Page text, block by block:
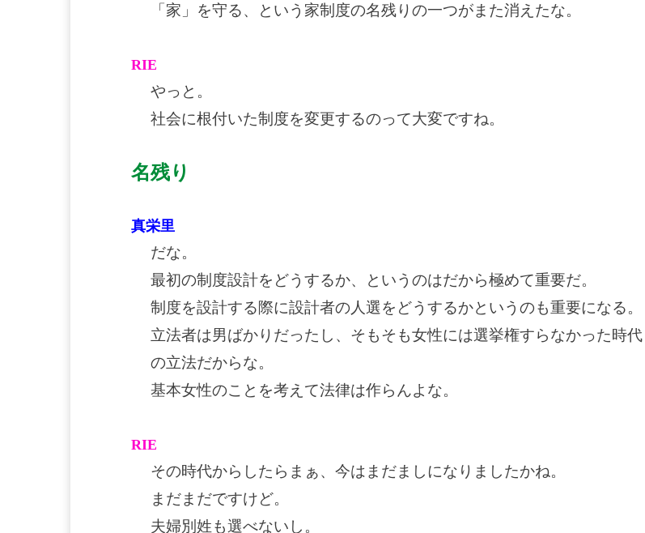
「家」を守る、という家制度の名残りの一つがまた消えたな。
RIE
やっと。
社会に根付いた制度を変更するのって大変ですね。
名残り
真栄里
だな。
最初の制度設計をどうするか、というのはだから極めて重要だ。
制度を設計する際に設計者の人選をどうするかというのも重要になる。
立法者は男ばかりだったし、そもそも女性には選挙権すらなかった時代
の立法だからな。
基本女性のことを考えて法律は作らんよな。
RIE
その時代からしたらまぁ、今はまだましになりましたかね。
まだまだですけど。
夫婦別姓も選べないし。